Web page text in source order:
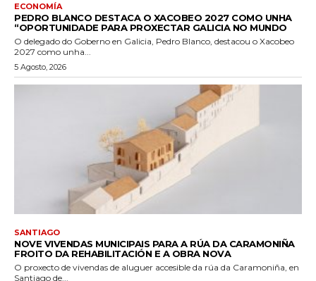
ECONOMÍA
PEDRO BLANCO DESTACA O XACOBEO 2027 COMO UNHA
“OPORTUNIDADE PARA PROXECTAR GALICIA NO MUNDO
O delegado do Goberno en Galicia, Pedro Blanco, destacou o Xacobeo
2027 como unha...
5 Agosto, 2026
SANTIAGO
NOVE VIVENDAS MUNICIPAIS PARA A RÚA DA CARAMONIÑA
FROITO DA REHABILITACIÓN E A OBRA NOVA
O proxecto de vivendas de aluguer accesible da rúa da Caramoniña, en
Santiago de...